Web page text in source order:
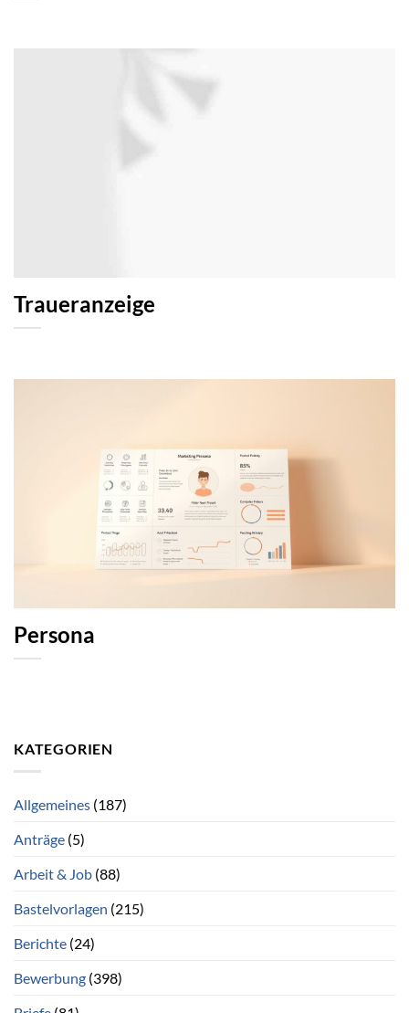
Traueranzeige
Persona
KATEGORIEN
Allgemeines (187)
Anträge (5)
Arbeit & Job (88)
Bastelvorlagen (215)
Berichte (24)
Bewerbung (398)